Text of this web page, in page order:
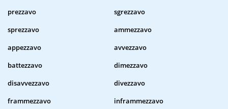
prezzavo
sgrezzavo
sprezzavo
ammezzavo
appezzavo
avvezzavo
battezzavo
dimezzavo
disavvezzavo
divezzavo
frammezzavo
inframmezzavo